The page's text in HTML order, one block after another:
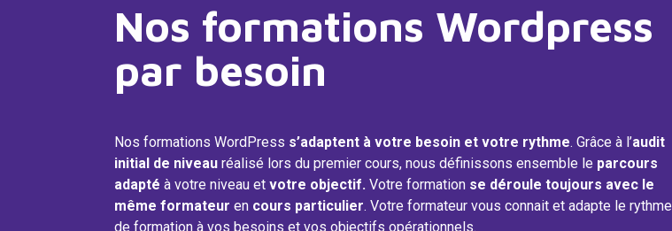
Nos formations Wordpress
par besoin
Nos formations WordPress s’adaptent à votre besoin et votre rythme. Grâce à l’audit
initial de niveauréalisé lors du premier cours, nous définissons ensemble le parcours
adapté à votre niveau etvotre objectif. Votre formation se déroule toujours avec le
même formateur en cours particulier. Votre formateur vous connait et adapte le rythme
de formation à vos besoins et vos objectifs opérationnels.